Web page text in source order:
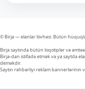
© Birja — elanlar lövhəsi. Bütün
Birja saytında bütün loqotiplər və
Birja-dan istifadə etmək və ya saytda
deməkdir.
Saytın rəhbərliyi reklam bannerlərinin